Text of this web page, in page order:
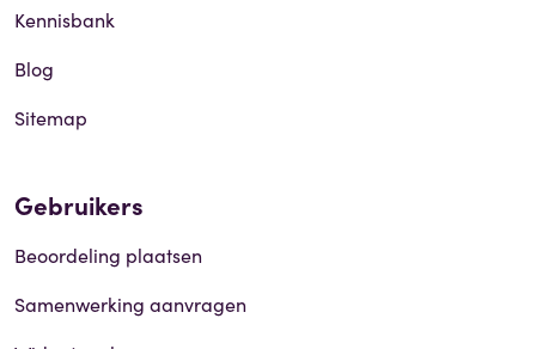
Kennisbank
Blog
Sitemap
Gebruikers
Beoordeling plaatsen
Samenwerking aanvragen